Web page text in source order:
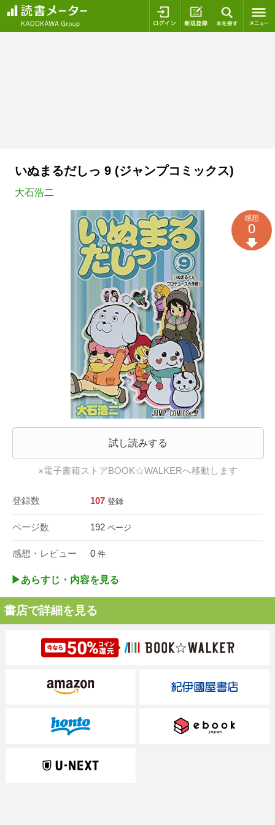
ログイン 新規登録
いぬまるだしっ 9 (ジャンプコミックス)
大石浩二
試し読みする
※電子書籍ストアBOOK☆WALKERへ移動します
登録数 107 登録
ページ数 192 ページ
感想・レビュー 0 件
感想
0
▶︎あらすじ・内容を見る
書店で詳細を見る